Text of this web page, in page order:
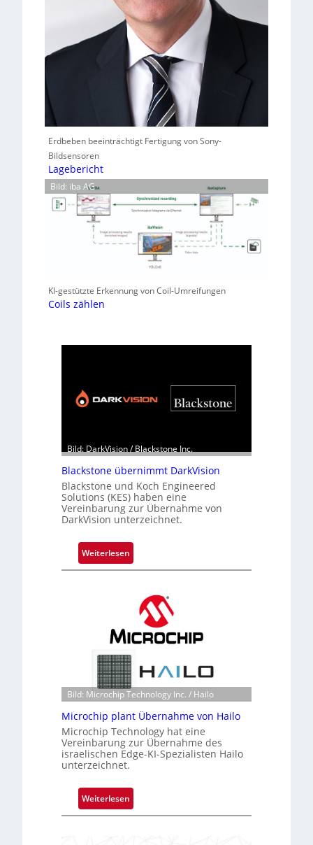
Erdbeben beeinträchtigt Fertigung von Sony-
Bildsensoren
Lagebericht
Bild: iba AG
KI-gestützte Erkennung von Coil-Umreifungen
Coils zählen
Bild: DarkVision / Blackstone Inc.
Blackstone übernimmt DarkVision
Blackstone und Koch Engineered
Solutions (KES) haben eine
Vereinbarung zur Übernahme von
DarkVision unterzeichnet.
Weiterlesen
B
s
t
o
n
e
ü
b
e
r
i
m
Bild: Microchip Technology Inc. / Hailo
Microchip plant Übernahme von Hailo
Microchip Technology hat eine
Vereinbarung zur Übernahme des
israelischen Edge-KI-Spezialisten Hailo
unterzeichnet.
Weiterlesen
M